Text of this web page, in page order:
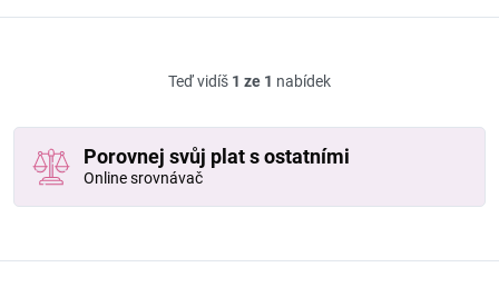
Teď vidíš 1 ze 1 nabídek
Porovnej svůj plat s ostatními
Online srovnávač